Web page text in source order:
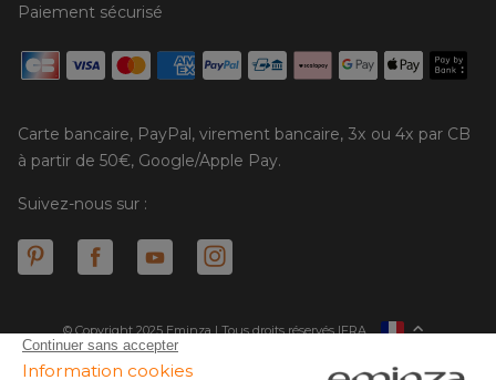
Paiement sécurisé
Carte bancaire, PayPal, virement bancaire, 3x ou 4x par CB
à partir de 50€, Google/Apple Pay.
Suivez-nous sur :
© Copyright 2025 Eminza | Tous droits réservés |
ESPAÑAFRA